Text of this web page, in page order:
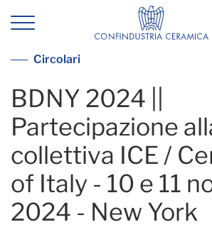
BDNY 2024 ||
Vedi tutte le circolari
Circolari
BDNY 2024 ||
Partecipazione
collettiva ICE /
of Italy - 10 e 11
2024 - New York